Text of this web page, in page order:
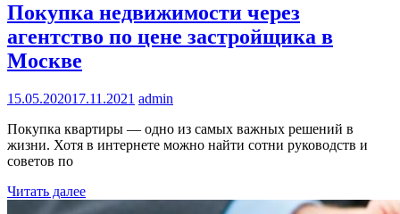
Покупка недвижимости через
агентство по цене застройщика в
Москве
15.05.202017.11.2021 admin
Покупка квартиры — одно из самых важных решений в
жизни. Хотя в интернете можно найти сотни руководств и
советов по
Читать далее